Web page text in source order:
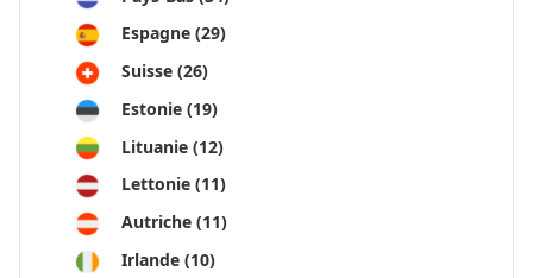
Espagne (29)
Suisse (26)
Estonie (19)
Lituanie (12)
Lettonie (11)
Autriche (11)
Irlande (10)